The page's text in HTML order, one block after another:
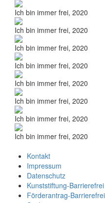
Ich bin immer frei, 2020
Ich bin immer frei, 2020
Ich bin immer frei, 2020
Ich bin immer frei, 2020
Ich bin immer frei, 2020
Ich bin immer frei, 2020
Ich bin immer frei, 2020
Ich bin immer frei, 2020
Kontakt
Impressum
Datenschutz
Kunststiftung-Barrierefrei
Förderantrag-Barrierefrei